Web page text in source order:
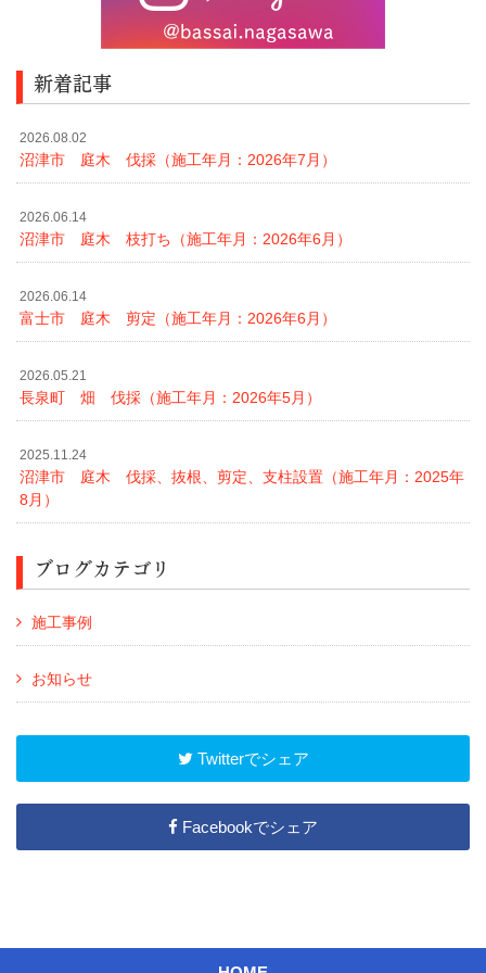
新着記事
2026.08.02
沼津市 庭木 伐採（施工年月：2026年7月）
2026.06.14
沼津市 庭木 枝打ち（施工年月：2026年6月）
2026.06.14
富士市 庭木 剪定（施工年月：2026年6月）
2026.05.21
長泉町 畑 伐採（施工年月：2026年5月）
2025.11.24
沼津市 庭木 伐採、抜根、剪定、支柱設置（施工年月：2025年
8月）
ブログカテゴリ
施工事例
お知らせ
Twitterでシェア
Facebookでシェア